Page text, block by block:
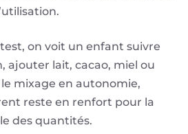
on voit un enfant suivre
ajouter lait, cacao, miel ou
mixage en autonomie,
reste en renfort pour la
des quantités.